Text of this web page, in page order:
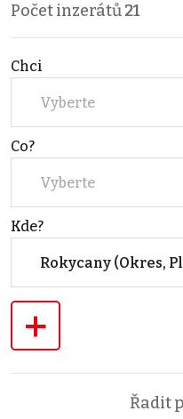
Počet inzerátů21
Chci
Vyberte
Co?
Vyberte
Kde?
Rokycany (Okres,
+
Řadit